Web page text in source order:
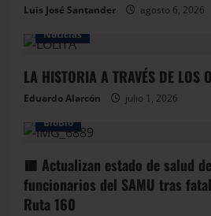
Luis José Santander
agosto 6, 2026
Noticias
LA HISTORIA A TRAVÉS DE LOS
Eduardo Alarcón
julio 1, 2026
BioBio
🟥 Actualizan estado de salud
funcionarios del SAMU tras
Ruta 160